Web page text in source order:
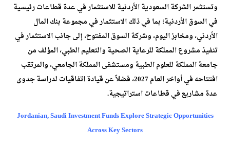
وتستثمر الشركة السعودية الأردنية للاستثمار في عدة قطاعات رئيسية
في السوق الأردنية؛ بما في ذلك الاستثمار في مجموعة بنك المال
الأردني، ومخابز اليوم، وشركة السوق المفتوح، إلى جانب الاستثمار في
تنفيذ مشروع المملكة للرعاية الصحية والتعليم الطبي، المؤلف من
جامعة المملكة للعلوم الطبية ومستشفى المملكة الجامعي، والمرتقب
افتتاحه في أواخر العام 2027، فضلاً عن قيادة اتفاقيات لدراسة جدوى
عدة مشاريع في قطاعات استراتيجية.
Jordanian, Saudi Investment Funds Explore Strategic Opportunities
Across Key Sectors